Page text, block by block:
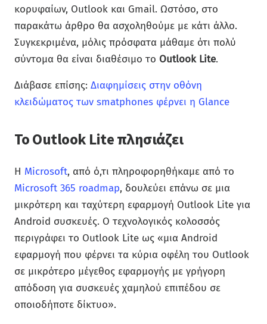
κορυφαίων, Outlook και Gmail. Ωστόσο, στο
παρακάτω άρθρο θα ασχοληθούμε με κάτι άλλο.
Συγκεκριμένα, μόλις πρόσφατα μάθαμε ότι πολύ
σύντομα θα είναι διαθέσιμο το Outlook Lite.
Διάβασε επίσης: Διαφημίσεις στην οθόνη
κλειδώματος των smatphones φέρνει η Glance
Το Outlook Lite πλησιάζει
Η Microsoft, από ό,τι πληροφορηθήκαμε από το
Microsoft 365 roadmap, δουλεύει επάνω σε μια
μικρότερη και ταχύτερη εφαρμογή Outlook Lite για
Android συσκευές. Ο τεχνολογικός κολοσσός
περιγράφει το Outlook Lite ως «μια Android
εφαρμογή που φέρνει τα κύρια οφέλη του Outlook
σε μικρότερο μέγεθος εφαρμογής με γρήγορη
απόδοση για συσκευές χαμηλού επιπέδου σε
οποιοδήποτε δίκτυο».